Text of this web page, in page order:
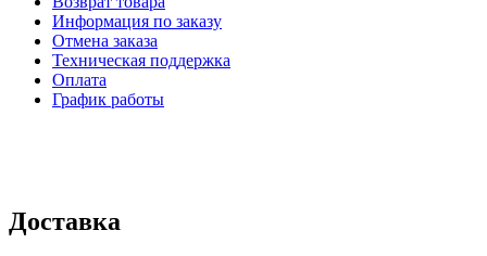
Информация по заказу
Отмена заказа
Техническая поддержка
Оплата
График работы
Доставка